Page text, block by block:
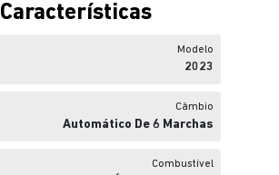
Características
Modelo
2023
Câmbio
Automático De 6 Marchas
Combustível